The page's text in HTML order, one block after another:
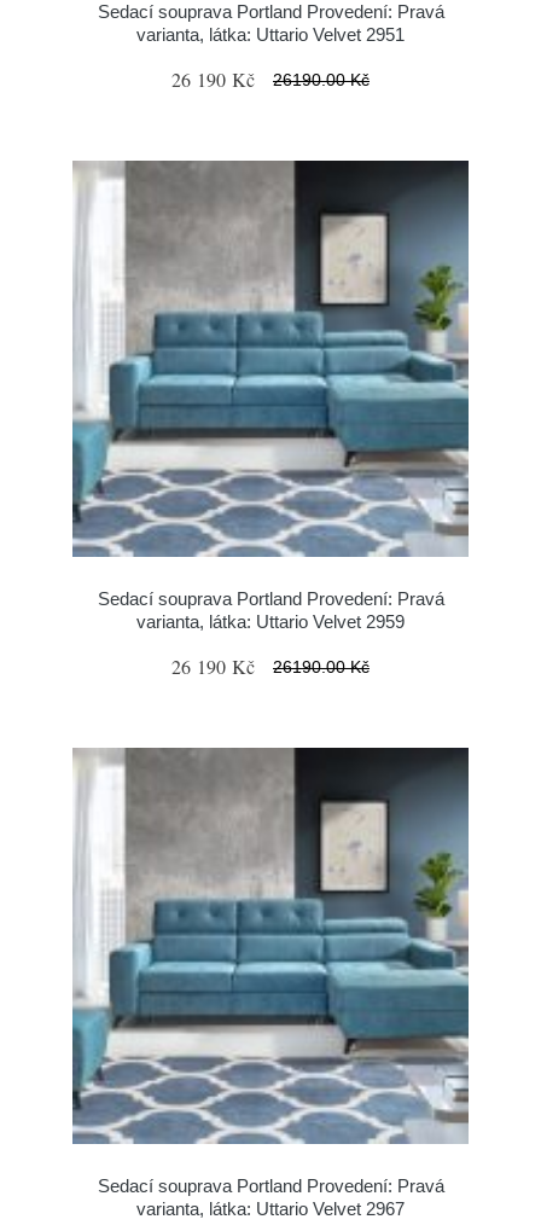
Sedací souprava Portland Provedení: Pravá
varianta, látka: Uttario Velvet 2951
26 190 Kč 26190.00 Kč
Sedací souprava Portland Provedení: Pravá
varianta, látka: Uttario Velvet 2959
26 190 Kč 26190.00 Kč
Sedací souprava Portland Provedení: Pravá
varianta, látka: Uttario Velvet 2967